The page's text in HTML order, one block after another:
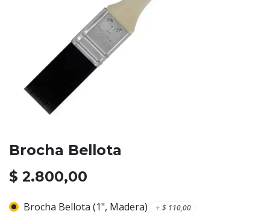
Brocha Bellota
$ 2.800,00
Brocha Bellota (1", Madera) + $ 110,00